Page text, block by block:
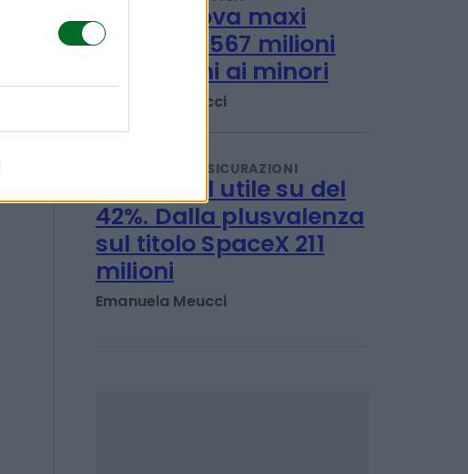
Emanuela Meucci
ECONOMIA POLITICA
Meta, nuova maxi
multa da 567 milioni
Emanuela Meucci
RISPARMIO E ASSICURAZIONI
Per Unipol utile su del
42%. Dalla plusvalenza